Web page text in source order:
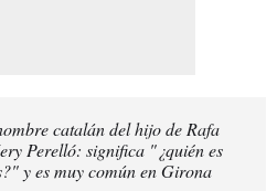
catalán del hijo de Rafa
Perelló: significa "¿quién es
y es muy común en Girona